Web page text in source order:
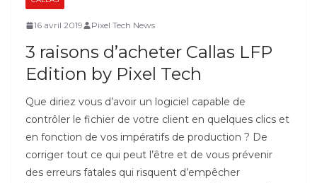
16 avril 2019 Pixel Tech News
3 raisons d’acheter Callas LFP
Edition by Pixel Tech
Que diriez vous d’avoir un logiciel capable de
contrôler le fichier de votre client en quelques clics et
en fonction de vos impératifs de production ? De
corriger tout ce qui peut l’être et de vous prévenir
des erreurs fatales qui risquent d’empêcher